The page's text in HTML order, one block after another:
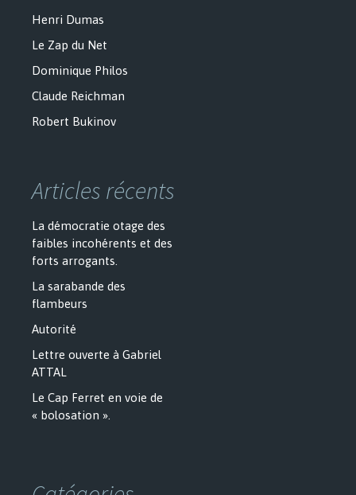
Henri Dumas
Le Zap du Net
Dominique Philos
Claude Reichman
Robert Bukinov
Articles récents
La démocratie otage des
faibles incohérents et des
forts arrogants.
La sarabande des
flambeurs
Autorité
Lettre ouverte à Gabriel
ATTAL
Le Cap Ferret en voie de
« bolosation ».